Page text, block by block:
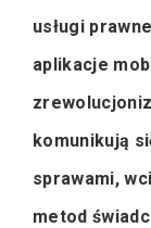
usługi
aplikacje
komunikują
sprawami,
metod